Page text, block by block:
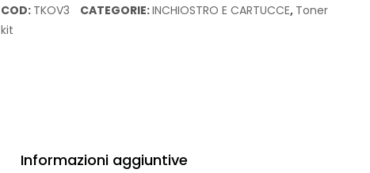
Originale
Canon
COD: TKOV3 CATEGORIE:INCHIOSTRO E CARTUCCE, Toner
kit
Informazioni aggiuntive